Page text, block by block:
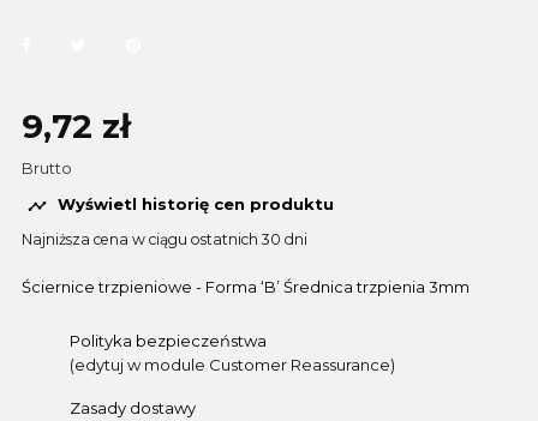
9,72 zł
Brutto
 Wyświetl historię cen produktu
Najniższa cena w ciągu ostatnich 30 dni
Ściernice trzpieniowe - Forma ‘B’ Średnica trzpienia 3mm
Polityka bezpieczeństwa
(edytuj w module Customer Reassurance)
Zasady dostawy